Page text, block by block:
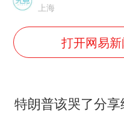
多
上海
打开网易
特朗普该哭了分享